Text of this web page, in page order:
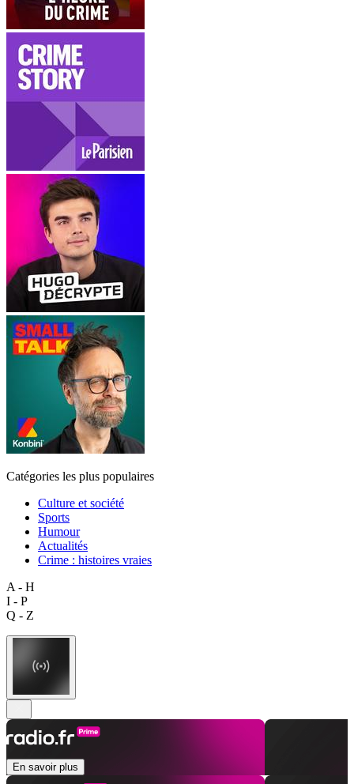
Catégories les plus populaires
Culture et société
Sports
Humour
Actualités
Crime : histoires vraies
A - H
I - P
Q - Z
En savoir plus